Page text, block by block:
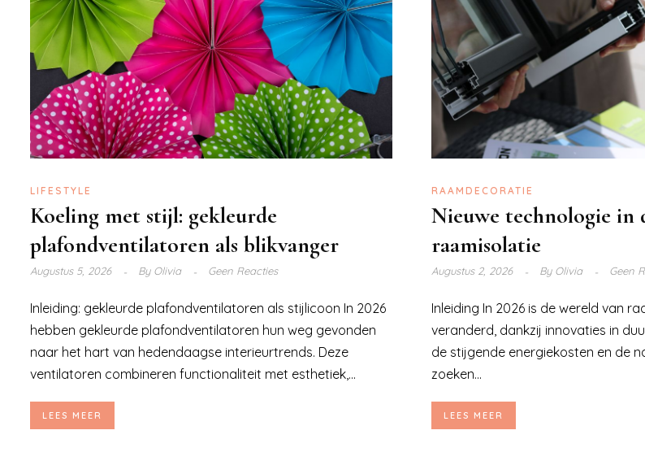
LIFESTYLE
Koeling met stijl: gekleurde
plafondventilatoren als blikvanger
Augustus 5, 2026 ByOlivia Geen Reacties
Inleiding: gekleurde plafondventilatoren als stijlicoon In 2026
hebben gekleurde plafondventilatoren hun weg gevonden
naar het hart van hedendaagse interieurtrends. Deze
ventilatoren combineren functionaliteit met esthetiek,...
LEES MEER
RAAMDECORATIE
Nieuwe technologie in
raamisolatie
Augustus 2, 2026 ByOlivia Geen
Inleiding In 2026 is de wereld van
veranderd, dankzij innovaties in
de stijgende energiekosten en de
zoeken...
LEES MEER